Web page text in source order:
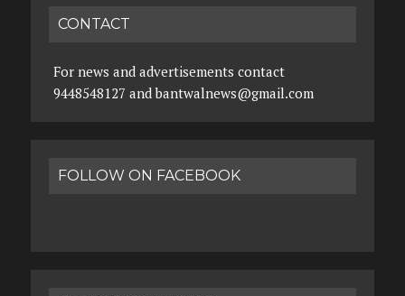
CONTACT
For news and advertisements contact
9448548127 and bantwalnews@gmail.com
FOLLOW ON FACEBOOK